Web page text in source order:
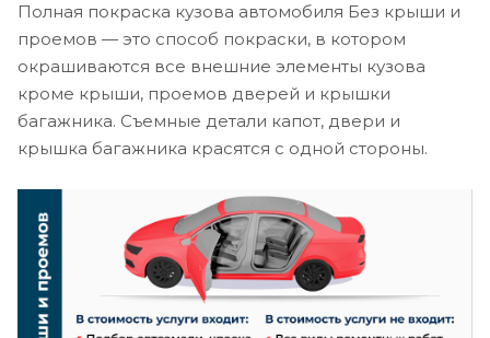
Полная покраска кузова автомобиля Без крыши и
проемов — это способ покраски, в котором
окрашиваются все внешние элементы кузова
кроме крыши, проемов дверей и крышки
багажника. Съемные детали капот, двери и
крышка багажника красятся с одной стороны.